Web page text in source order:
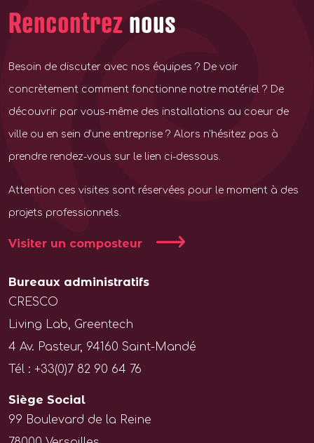
Rencontrez nous
Besoin de discuter avec nos équipes ? De voir
concrètement comment fonctionne notre matériel ? De
découvrir par vous-même des installations au coeur de
ville ou en sein d’une entreprise ? Alors n’hésitez pas à
prendre rendez-vous sur le lien ci-dessous.
Attention ces visites sont réservées pour le moment à des
projets professionnels.
Visiter un composteur
Bureaux administratifs
CRESCO
Living Lab, Greentech
4 Av. Pasteur, 94160 Saint-Mandé
Tél : +33(0)7 82 90 64 76
Siège Social
99 Boulevard de la Reine